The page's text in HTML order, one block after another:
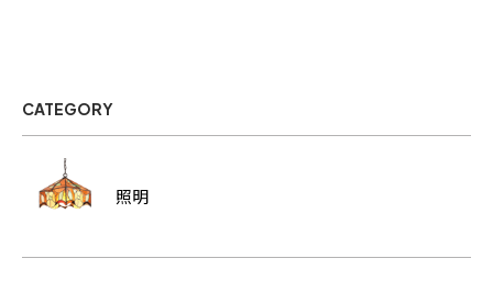
CATEGORY
照明